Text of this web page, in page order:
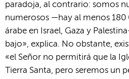
paradoja, al contrario: somos
numerosos —hay al menos 180
árabe en Israel, Gaza y
bajo», explica. No obstante,
«el Señor no permitirá que la
Tierra Santa, pero seremos un